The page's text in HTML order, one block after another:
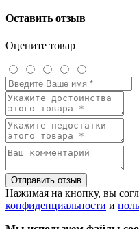
Оставить отзыв
Оцените товар
Отправить отзыв
Нажимая на кнопку, вы
конфиденциальности и